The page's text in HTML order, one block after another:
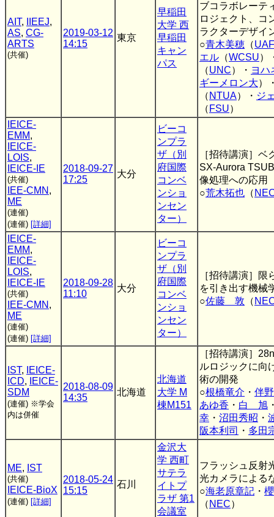
AIT, IIEEJ,
AS, CG-
ARTS
(共催)
2019-03-12
14:15
東京
早稲田
大学 西
早稲田
キャン
パス
ブコラボレーテ
ロジェクト、コ
ラクターデザイ
○青木美穂 （UAF
エル （WCSU）
（UNC）・ ヨハ
ギーメロン大）
（ NTUA）・ ジ
（ FSU）
IEICE-
EMM,
IEICE-
LOIS,
IEICE-IE
(共催)
IEE-CMN ,
ME
(連催)
(連催) [詳細]
2018-09-27
17:25
大分
ビーコ
ンプラ
ザ（別
府国際
コンベ
ンショ
ンセン
ター）
［招待講演］
SX-Aurora
像処理への応用
○荒木拓也 （
IEICE-
EMM,
IEICE-
LOIS,
IEICE-IE
(共催)
IEE-CMN ,
ME
(連催)
(連催) [詳細]
2018-09-28
11:10
大分
ビーコ
ンプラ
ザ（別
府国際
コンベ
ンショ
ンセン
ター）
［招待講演］
を引き出す機械
○佐藤 敦 （
IST,
IEICE-
ICD,
IEICE-
SDM
(連催) ※学会
内は併催
2018-08-09
14:35
北海道
北海道
大学 M
棟M151
［招待講演］
ルロジックに向
術の開発
○根橋竜介 ・ 伴
あゆ香 ・ 白 旭
幸 ・ 沼田秀昭 ・
阪本利司
・ 多田
ME, IST
(共催)
IEICE-BioX
(連催) [詳細]
2018-05-24
15:15
石川
金沢大
学 西町
サテラ
イトプ
ラザ 第1
会議室
フラッシュ反射
光カメラによる
○海老原章記 ・
（ NEC）